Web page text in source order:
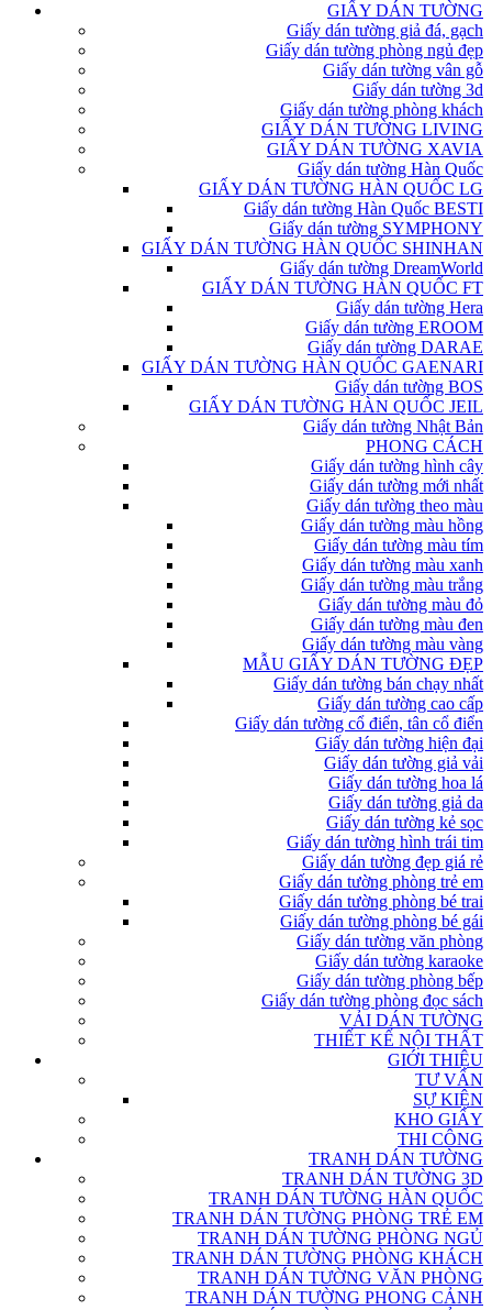
GIẤY DÁN TƯỜNG
Giấy dán tường giả đá, gạch
Giấy dán tường phòng ngủ đẹp
Giấy dán tường vân gỗ
Giấy dán tường 3d
Giấy dán tường phòng khách
GIẤY DÁN TƯỜNG LIVING
GIẤY DÁN TƯỜNG XAVIA
Giấy dán tường Hàn Quốc
GIẤY DÁN TƯỜNG HÀN QUỐC LG
Giấy dán tường Hàn Quốc BESTI
Giấy dán tường SYMPHONY
GIẤY DÁN TƯỜNG HÀN QUỐC SHINHAN
Giấy dán tường DreamWorld
GIẤY DÁN TƯỜNG HÀN QUỐC FT
Giấy dán tường Hera
Giấy dán tường EROOM
Giấy dán tường DARAE
GIẤY DÁN TƯỜNG HÀN QUỐC GAENARI
Giấy dán tường BOS
GIẤY DÁN TƯỜNG HÀN QUỐC JEIL
Giấy dán tường Nhật Bản
PHONG CÁCH
Giấy dán tường hình cây
Giấy dán tường mới nhất
Giấy dán tường theo màu
Giấy dán tường màu hồng
Giấy dán tường màu tím
Giấy dán tường màu xanh
Giấy dán tường màu trắng
Giấy dán tường màu đỏ
Giấy dán tường màu đen
Giấy dán tường màu vàng
MẪU GIẤY DÁN TƯỜNG ĐẸP
Giấy dán tường bán chạy nhất
Giấy dán tường cao cấp
Giấy dán tường cổ điển, tân cổ điển
Giấy dán tường hiện đại
Giấy dán tường giả vải
Giấy dán tường hoa lá
Giấy dán tường giả da
Giấy dán tường kẻ sọc
Giấy dán tường hình trái tim
Giấy dán tường đẹp giá rẻ
Giấy dán tường phòng trẻ em
Giấy dán tường phòng bé trai
Giấy dán tường phòng bé gái
Giấy dán tường văn phòng
Giấy dán tường karaoke
Giấy dán tường phòng bếp
Giấy dán tường phòng đọc sách
VẢI DÁN TƯỜNG
THIẾT KẾ NỘI THẤT
GIỚI THIỆU
TƯ VẤN
SỰ KIỆN
KHO GIẤY
THI CÔNG
TRANH DÁN TƯỜNG
TRANH DÁN TƯỜNG 3D
TRANH DÁN TƯỜNG HÀN QUỐC
TRANH DÁN TƯỜNG PHÒNG TRẺ EM
TRANH DÁN TƯỜNG PHÒNG NGỦ
TRANH DÁN TƯỜNG PHÒNG KHÁCH
TRANH DÁN TƯỜNG VĂN PHÒNG
TRANH DÁN TƯỜNG PHONG CẢNH